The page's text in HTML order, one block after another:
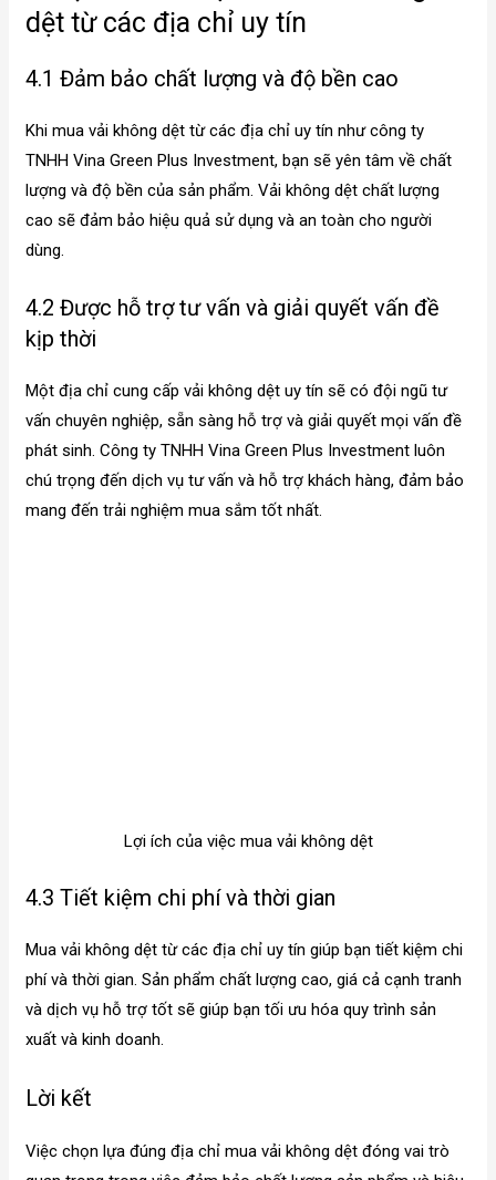
dệt từ các địa chỉ uy tín
4.1 Đảm bảo chất lượng và độ bền cao
Khi mua vải không dệt từ các địa chỉ uy tín như công ty
TNHH Vina Green Plus Investment, bạn sẽ yên tâm về chất
lượng và độ bền của sản phẩm. Vải không dệt chất lượng
cao sẽ đảm bảo hiệu quả sử dụng và an toàn cho người
dùng.
4.2 Được hỗ trợ tư vấn và giải quyết vấn đề
kịp thời
Một địa chỉ cung cấp vải không dệt uy tín sẽ có đội ngũ tư
vấn chuyên nghiệp, sẵn sàng hỗ trợ và giải quyết mọi vấn đề
phát sinh. Công ty TNHH Vina Green Plus Investment luôn
chú trọng đến dịch vụ tư vấn và hỗ trợ khách hàng, đảm bảo
mang đến trải nghiệm mua sắm tốt nhất.
Lợi ích của việc mua vải không dệt
4.3 Tiết kiệm chi phí và thời gian
Mua vải không dệt từ các địa chỉ uy tín giúp bạn tiết kiệm chi
phí và thời gian. Sản phẩm chất lượng cao, giá cả cạnh tranh
và dịch vụ hỗ trợ tốt sẽ giúp bạn tối ưu hóa quy trình sản
xuất và kinh doanh.
Lời kết
Việc chọn lựa đúng địa chỉ mua vải không dệt đóng vai trò